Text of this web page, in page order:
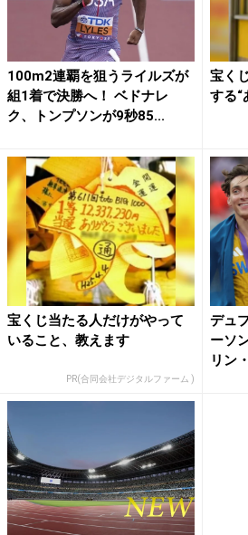
100m2連覇を狙うライルズが
組1着で決勝へ！ ベドナレ
ク、トンプソンが9秒85...
宝く
する“
宝くじ当たる人だけがやって
いること、教えます
PR(合同会社デジタルファーム )
デュ
ーソ
リン